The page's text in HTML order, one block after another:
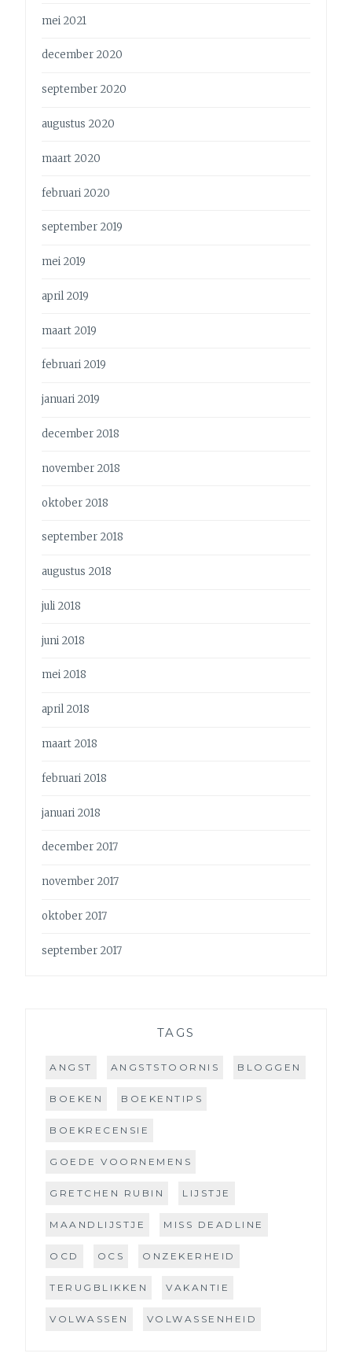
mei 2021
december 2020
september 2020
augustus 2020
maart 2020
februari 2020
september 2019
mei 2019
april 2019
maart 2019
februari 2019
januari 2019
december 2018
november 2018
oktober 2018
september 2018
augustus 2018
juli 2018
juni 2018
mei 2018
april 2018
maart 2018
februari 2018
januari 2018
december 2017
november 2017
oktober 2017
september 2017
TAGS
ANGST ANGSTSTOORNIS BLOGGEN
BOEKEN BOEKENTIPS
BOEKRECENSIE
GOEDE VOORNEMENS
GRETCHEN RUBIN LIJSTJE
MAANDLIJSTJE MISS DEADLINE
OCD OCS ONZEKERHEID
TERUGBLIKKEN VAKANTIE
VOLWASSEN VOLWASSENHEID